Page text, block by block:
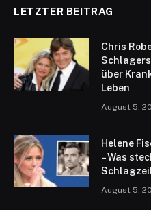
LETZTER BEITRAG
Chris
über
Leben
August 5,
Helene
– Was
August 5,